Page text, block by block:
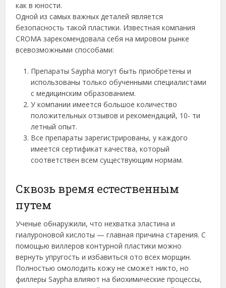
как в юности.
Одной из самых важных деталей является
безопасность такой пластики. Известная компания
CROMA зарекомендовала себя на мировом рынке
всевозможными способами:
Препараты Saypha могут быть приобретены и
использованы только обученными специалистами
с медицинским образованием.
У компании имеется большое количество
положительных отзывов и рекомендаций, 10- ти
летный опыт.
Все препараты зарегистрированы, у каждого
имеется сертификат качества, который
соответствен всем существующим нормам.
Сквозь время естественным
путем
Ученые обнаружили, что нехватка эластина и
гиалуроновой кислоты — главная причина старения. С
помощью виллеров контурной пластики можно
вернуть упругость и избавиться ото всех морщин.
Полностью омолодить кожу не сможет никто, но
филлеры Saypha влияют на биохимические процессы,